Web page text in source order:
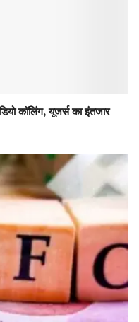
कॉलिंग, यूजर्स का इंतजार